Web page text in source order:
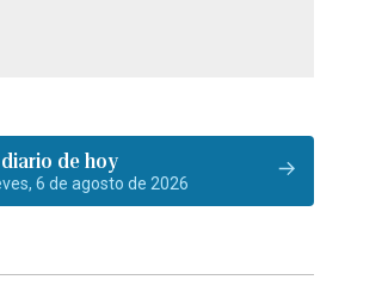
de hoy
6 de agosto de 2026